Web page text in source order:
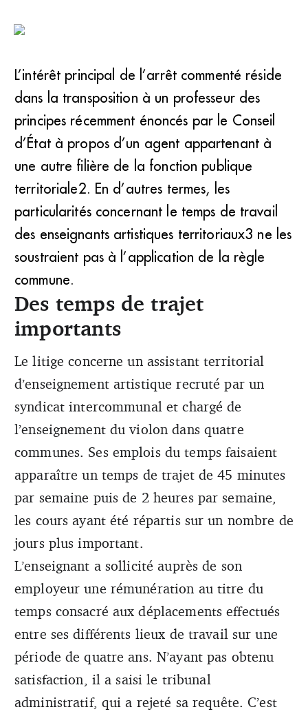
L’intérêt principal de l’arrêt commenté réside
dans la transposition à un professeur des
principes récemment énoncés par le Conseil
d’État à propos d’un agent appartenant à
une autre filière de la fonction publique
territoriale2. En d’autres termes, les
particularités concernant le temps de travail
des enseignants artistiques territoriaux3 ne les
soustraient pas à l’application de la règle
commune.
Des temps de trajet
importants
Le litige concerne un assistant territorial
d’enseignement artistique recruté par un
syndicat intercommunal et chargé de
l’enseignement du violon dans quatre
communes. Ses emplois du temps faisaient
apparaître un temps de trajet de 45 minutes
par semaine puis de 2 heures par semaine,
les cours ayant été répartis sur un nombre de
jours plus important.
L’enseignant a sollicité auprès de son
employeur une rémunération au titre du
temps consacré aux déplacements effectués
entre ses différents lieux de travail sur une
période de quatre ans. N’ayant pas obtenu
satisfaction, il a saisi le tribunal
administratif, qui a rejeté sa requête. C’est